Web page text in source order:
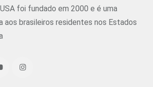
foi fundado em 2000 e é uma
aos brasileiros residentes nos Estados